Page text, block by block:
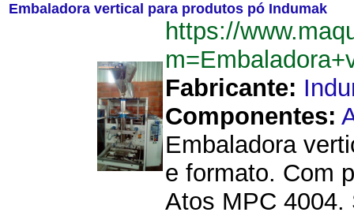
Embaladora vertical para produtos pó Indumak
https://
Fabricante:
Componentes:
Embaladora
e formato. Com
Atos MPC 4004.